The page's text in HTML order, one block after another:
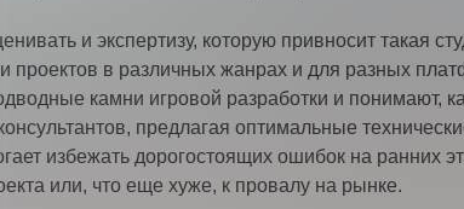
и экспертизу, которую привносит
проектов в различных жанрах и для разных
камни игровой разработки и понимают,
консультантов, предлагая оптимальные
избежать дорогостоящих ошибок на ранних
или, что еще хуже, к провалу на рынке.